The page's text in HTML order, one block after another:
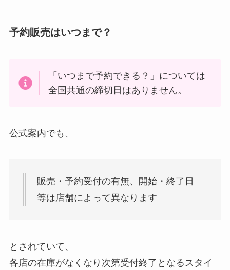
予約販売はいつまで？
「いつまで予約できる？」については
全国共通の締切日はありません。
公式案内でも、
販売・予約受付の有無、開始・終了日
等は店舗によって異なります
とされていて、
各店の在庫がなくなり次第受付終了となるスタイ